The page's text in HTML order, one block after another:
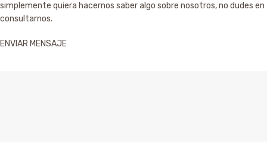
simplemente quiera hacernos saber algo sobre nosotros, no dudes en
consultarnos.
ENVIAR MENSAJE